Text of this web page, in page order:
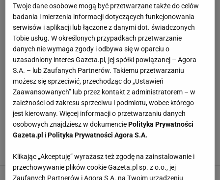
Jesienna torebka za mniej niż 50 zł? Sinsay
kusi zamszowym efektem, Bershka też ma
podobne
5 SIERPNIA 2026, 21:52
Muchy wlatują do domu bez zaproszenia?
Twoje dane osobowe mogą być przetwarzane także do celów
badania i mierzenia informacji dotyczących funkcjonowania
serwisów i aplikacji lub łączone z danymi dot. świadczonych
Tobie usług. W określonych przypadkach przetwarzanie
danych nie wymaga zgody i odbywa się w oparciu o
uzasadniony interes Gazeta.pl, jej spółki powiązanej – Agora
S.A. – lub Zaufanych Partnerów. Takiemu przetwarzaniu
możesz się sprzeciwić, przechodząc do „Ustawień
Zaawansowanych” lub przez kontakt z administratorem – w
zależności od zakresu sprzeciwu i podmiotu, wobec którego
jest kierowany. Więcej informacji o przetwarzaniu danych
osobowych znajdziesz w dokumencie Polityka Prywatności
Gazeta.pl i Polityka Prywatności Agora S.A.
Klikając „Akceptuję” wyrażasz też zgodę na zainstalowanie i
przechowywanie plików cookie Gazeta.pl sp. z o.o., jej